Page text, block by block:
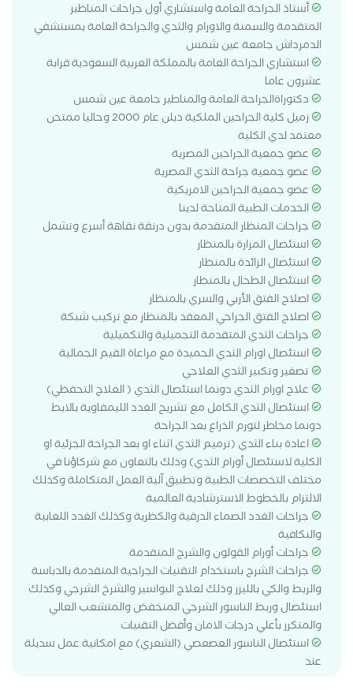
أستاذ الجراحة العامة واستشاري أول جراحات المناظير
المتقدمة والسمنة والاورام والثدي والجراحة العامة بمستشفي
الدمرداش جامعة عين شمس
استشاري الجراحة العامة بالمملكة العربية السعودية قرابة
عشرون عاما
دكتوراةالجراحة العامة والمناطير جامعة عين شمس
زميل كلية الجراحين الملكية دبلن عام 2000 وحاليا ممتحن
معتمد لدي الكلية
عضو جمعية الجراحين المصرية
عضو جمعية جراحة الثدي المصرية
عضو جمعية الجراحين الامريكية
الخدمات الطبية المتاحة لدينا
جراحات المنظار المتقدمة بدون درنقة نقاهة أسرع وتشمل
استئصال المرارة بالمنظار
استئصال الزائدة بالمنظار
استئصال الطحال بالمنظار
اصلاح الفتق الأربي والسري بالمنظار
اصلاح الفتق الجراحي المعقد بالمنظار مع تركيب شبكة
جراحات الثدي المتقدمة التجميلية والتكميلية
استئصال اورام الثدي الحميدة مع مراعاة القيم الجمالية
تصغير وتكبير الثدي العلاجي
علاج اورام الثدي دونما استئصال الثدي ( العلاج التحفظي)
استئصال الثدي الكامل مع تشريح الغدد الليمفاوية بالابط
دونما مخاطر لتورم الذراع بعد الجراحة
اعادة بناء الثدي (ترميم الثدي اثناء او بعد الجراحة الجزئية او
الكلية لاستئصال أورام الثدي) وذلك بالتعاون مع شركاؤنا في
مختلف التخصصات الطبية وتطبيق آلية العمل المتكاملة وكذلك
الالتزام بالخطوط الاسترشادية العالمية
جراحات الغدد الصماء الدرقية والكظرية وكذلك الغدد اللعابية
والنكافية
جراحات أورام القولون والشرج المتقدمة
جراحات الشرج باستخدام التقنيات الجراحية المتقدمة بالدباسة
والربط والكي بالليزر وذلك لعلاج البواسير والشرخ الشرجي وكذلك
استئصال وربط الناسور الشرجي المنخفض والمتشعب العالي
والمتكرر بأعلي درجات الامان وأفضل التقنيات
استئصال الناسور العصعصي (الشعري) مع امكانية عمل سديلة
عند